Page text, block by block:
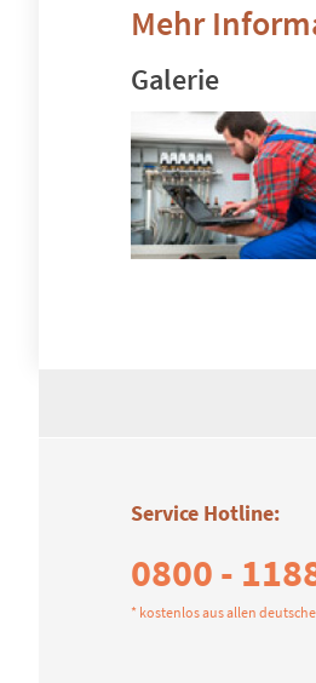
Mehr
Galerie
Service Hotline:
0800 -
* kostenlos aus allen